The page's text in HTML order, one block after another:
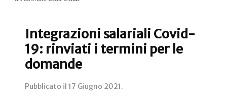
Integrazioni salariali Covid-
19: rinviati i termini per le
domande
Pubblicato il 17 Giugno 2021.